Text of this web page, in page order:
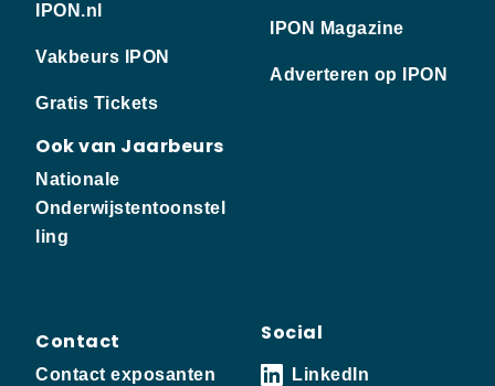
IPON.nl
Vakbeurs IPON
Gratis Tickets
Ook van Jaarbeurs
Nationale
Onderwijstentoonstel
ling
IPON Magazine
Adverteren op IPON
Contact
Contact exposanten
Social
LinkedIn